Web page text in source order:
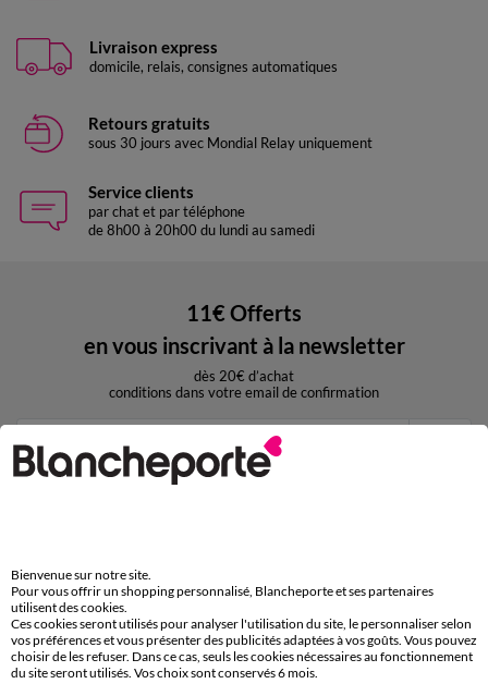
Livraison express
domicile, relais, consignes automatiques
Retours gratuits
sous 30 jours avec Mondial Relay uniquement
Service clients
par chat et par téléphone
de 8h00 à 20h00 du lundi au samedi
11€ Offerts
en vous inscrivant à la newsletter
dès 20€ d’achat
conditions dans votre email de confirmation
Téléchargez l’application
Bienvenue sur notre site.
Pour vous offrir un shopping personnalisé, Blancheporte et ses partenaires
utilisent des cookies.
Ces cookies seront utilisés pour analyser l'utilisation du site, le personnaliser selon
vos préférences et vous présenter des publicités adaptées à vos goûts. Vous pouvez
choisir de les refuser. Dans ce cas, seuls les cookies nécessaires au fonctionnement
du site seront utilisés. Vos choix sont conservés 6 mois.